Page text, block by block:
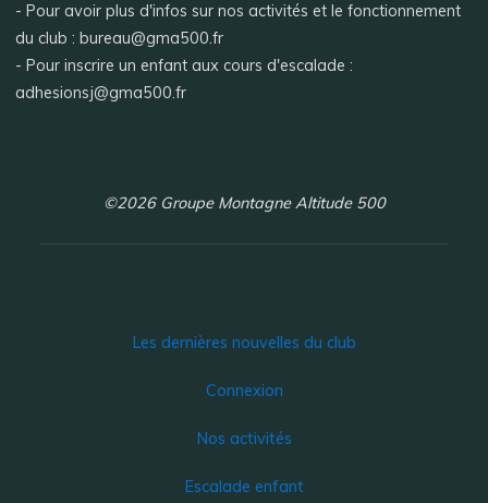
- Pour avoir plus d'infos sur nos activités et le fonctionnement
du club : bureau@gma500.fr
- Pour inscrire un enfant aux cours d'escalade :
adhesionsj@gma500.fr
©2026 Groupe Montagne Altitude 500
Les dernières nouvelles du club
Connexion
Nos activités
Escalade enfant